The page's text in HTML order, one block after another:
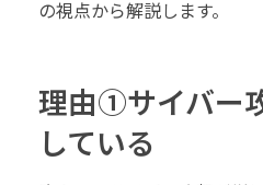
の視点から解説します。
理由①サイバー
している